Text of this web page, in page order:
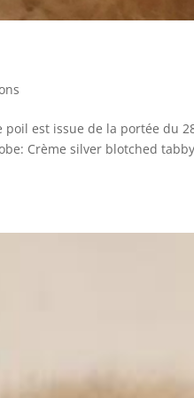
est issue de la portée du
Crème silver blotched